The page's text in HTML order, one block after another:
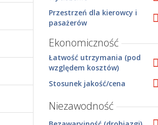
Przestrzeń dla kierowcy i
pasażerów
Ekonomiczność
Łatwość utrzymania (pod
względem kosztów)
Stosunek jakość/cena
Niezawodność